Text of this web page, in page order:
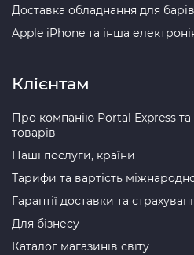
Доставка обладнання для
Apple iPhone та інша
Клієнтам
Про компанію Portal Express
товарів
Наші послуги, країни
Тарифи та вартість
Гарантії доставки та
Для бізнесу
Каталог магазинів світу